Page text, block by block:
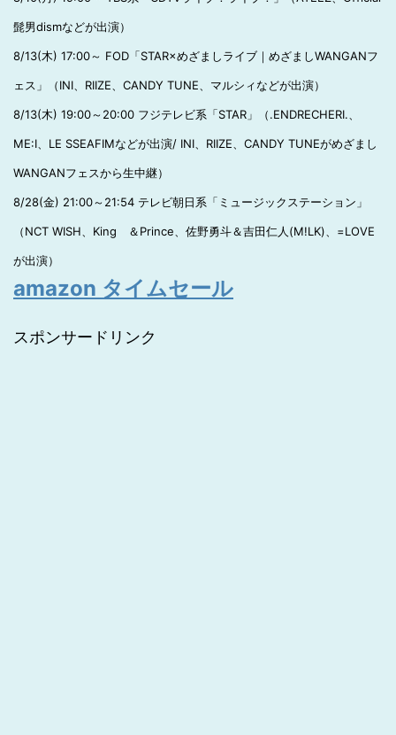
髭男dismなどが出演）
8/13(木) 17:00～ FOD「STAR×めざましライブ｜めざましWANGANフ
ェス」（INI、RIIZE、CANDY TUNE、マルシィなどが出演）
8/13(木) 19:00～20:00 フジテレビ系「STAR」（.ENDRECHERI.、
ME:I、LE SSEAFIMなどが出演/ INI、RIIZE、CANDY TUNEがめざまし
WANGANフェスから生中継）
8/28(金) 21:00～21:54 テレビ朝日系「ミュージックステーション」
（NCT WISH、King ＆Prince、佐野勇斗＆吉田仁人(M!LK)、=LOVE
が出演）
amazon タイムセール
スポンサードリンク